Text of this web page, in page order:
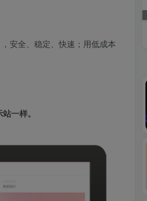
安全、稳定、快速；用低成本
一样。